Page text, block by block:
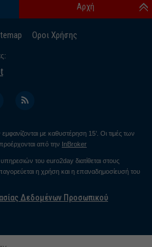
Οροι Χρήσης
Αρχή
με καθυστέρηση 15’. Οι τιμές των
από την InBroker
του euro2day διατίθεται στους
η χρήση και η επαναδημοσίευσή του
Δεδομένων Προσωπικού